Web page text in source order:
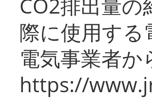
CO2排出量
際に使用す
電気事業者
https://